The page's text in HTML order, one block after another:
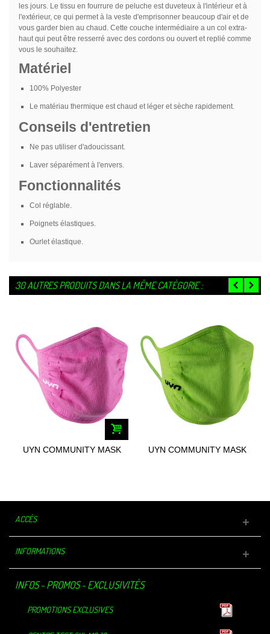
les jours. Le tissu en fourrure de peluche est duveteux à l'intérieur et à
l'extérieur, ce qui permet à la veste d'emprisonner beaucoup d'air et de
vous garder bien au chaud. Cette couche intermédiaire a un col extra-
haut qui peut être resserré avec des cordons ou ouvert et replié comme
vous le souhaitez.
Matériel
100% Polyester
Le matériau thermique est chaud et léger et sèche rapidement.
Conseils d'entretien
Ne pas utiliser d'adoucissant.
Laver séparément à l'envers.
Fonctionnalités
Col réglable.
Poignets élastiques.
Ourlet élastique.
30 AUTRES PRODUITS DANS LA MÊME CATÉGORIE :
UYN COMMUNITY MASK
UYN COMMUNITY MASK
ACCÈS
INFORMATIONS
INFOS - PROMOS - EXCLUSIVITÉS
PROMOTIONS EXCLUSIVES